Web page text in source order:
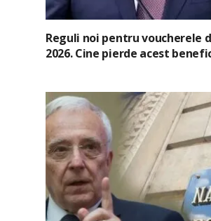
Reguli noi pentru voucherele
2026. Cine pierde acest